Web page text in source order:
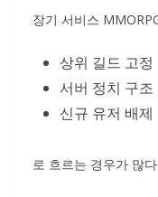
장기 서비스
상위 길드 고정
서버 정치 구조
신규 유저 배제
로 흐르는 경우가 많다.